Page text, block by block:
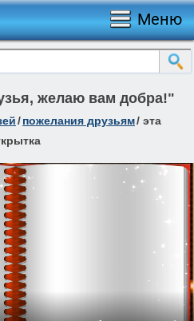
Меню
желаю вам добра!"
/пожелания друзьям/ эта